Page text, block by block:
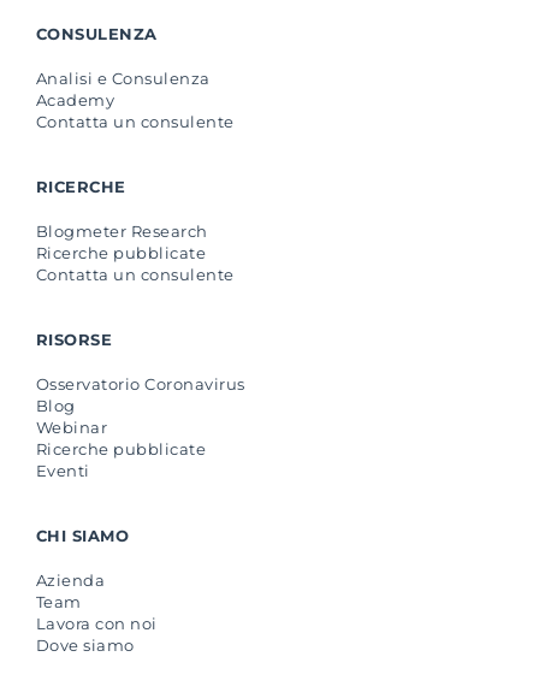
CONSULENZA
Analisi e Consulenza
Academy
Contatta un consulente
RICERCHE
Blogmeter Research
Ricerche pubblicate
Contatta un consulente
RISORSE
Osservatorio Coronavirus
Blog
Webinar
Ricerche pubblicate
Eventi
CHI SIAMO
Azienda
Team
Lavora con noi
Dove siamo